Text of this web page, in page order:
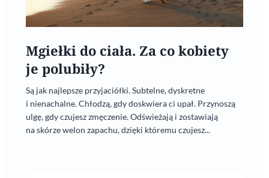
Mgiełki do ciała. Za co kobiety
je polubiły?
Są jak najlepsze przyjaciółki. Subtelne, dyskretne
i nienachalne. Chłodzą, gdy doskwiera ci upał. Przynoszą
ulgę, gdy czujesz zmęczenie. Odświeżają i zostawiają
na skórze welon zapachu, dzięki któremu czujesz...